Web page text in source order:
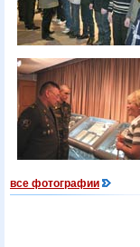
все фотографии